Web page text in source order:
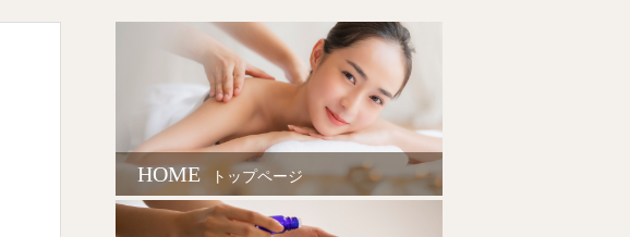
HOME トップページ